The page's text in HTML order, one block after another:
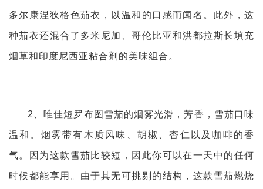
多尔康涅狄格色茄衣，以温和的口感而闻名。此外，这
种茄衣还混合了多米尼加、哥伦比亚和洪都拉斯长填充
烟草和印度尼西亚粘合剂的美味组合。
2、唯佳短罗布图雪茄的烟雾光滑，芳香，雪茄口味
温和。烟雾带有木质风味、胡椒、杏仁以及咖啡的香
气。因为这款雪茄比较短，因此你可以在一天中的任何
时候都能享用。由于其无可挑剔的结构，这款雪茄燃烧